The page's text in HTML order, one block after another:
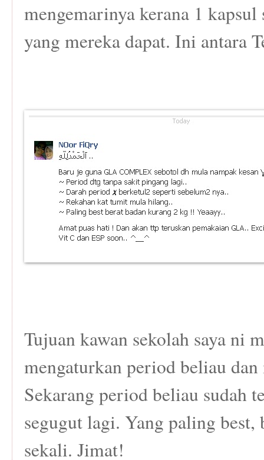
mengemarinya kerana 1 kapsul
yang mereka dapat. Ini antara
Tujuan kawan sekolah saya ni
mengaturkan period beliau
Sekarang period beliau sudah
segugut lagi. Yang paling best,
sekali. Jimat!